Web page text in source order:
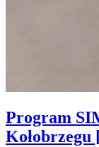
Program